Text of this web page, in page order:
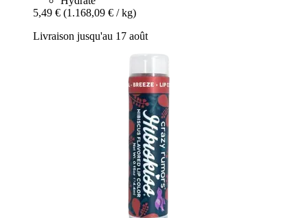
5,49 € (1.168,09 € / kg)
Livraison jusqu'au 17 août